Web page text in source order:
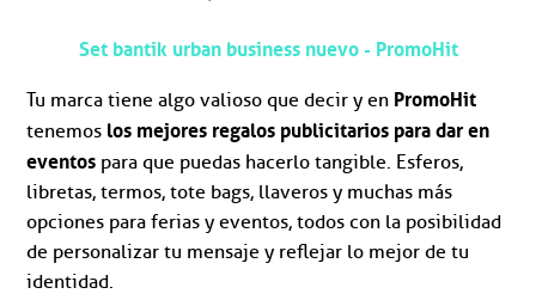
Set bantik urban business nuevo - PromoHit
Tu marca tiene algo valioso que decir y en PromoHit
tenemos los mejores regalos publicitarios para dar en
eventos para que puedas hacerlo tangible. Esferos,
libretas, termos, tote bags, llaveros y muchas más
opciones para ferias y eventos, todos con la posibilidad
de personalizar tu mensaje y reflejar lo mejor de tu
identidad.